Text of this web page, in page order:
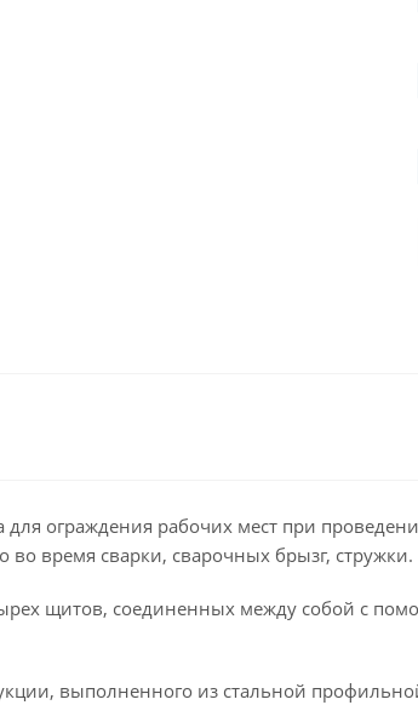
ограждения рабочих мест при
время сварки, сварочных брызг, стружки.
щитов, соединенных между собой с
выполненного из стальной